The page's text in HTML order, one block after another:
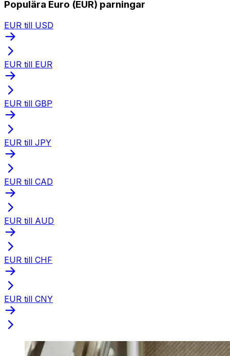
Populära Euro (EUR) parningar
EUR till USD
EUR till EUR
EUR till GBP
EUR till JPY
EUR till CAD
EUR till AUD
EUR till CHF
EUR till CNY